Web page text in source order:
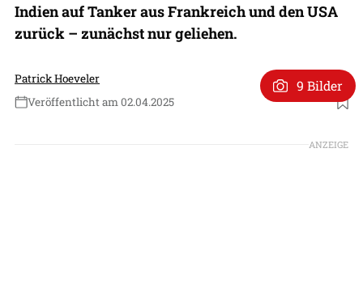
Indien auf Tanker aus Frankreich und den USA
zurück – zunächst nur geliehen.
Patrick Hoeveler
Veröffentlicht am 02.04.2025
Foto: Patrick Hoeveler
9 Bilder
ANZEIGE